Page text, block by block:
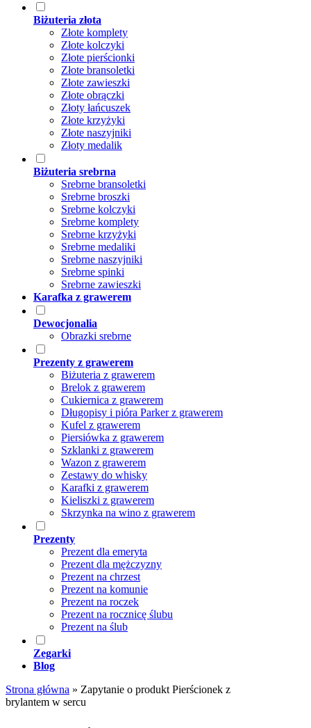
Biżuteria złota
Złote komplety
Złote kolczyki
Złote pierścionki
Złote bransoletki
Złote zawieszki
Złote obrączki
Złoty łańcuszek
Złote krzyżyki
Złote naszyjniki
Złoty medalik
Biżuteria srebrna
Srebrne bransoletki
Srebrne broszki
Srebrne kolczyki
Srebrne komplety
Srebrne krzyżyki
Srebrne medaliki
Srebrne naszyjniki
Srebrne spinki
Srebrne zawieszki
Karafka z grawerem
Dewocjonalia
Obrazki srebrne
Prezenty z grawerem
Biżuteria z grawerem
Brelok z grawerem
Cukiernica z grawerem
Długopisy i pióra Parker z grawerem
Kufel z grawerem
Piersiówka z grawerem
Szklanki z grawerem
Wazon z grawerem
Zestawy do whisky
Karafki z grawerem
Kieliszki z grawerem
Skrzynka na wino z grawerem
Prezenty
Prezent dla emeryta
Prezent dla mężczyzny
Prezent na chrzest
Prezent na komunie
Prezent na roczek
Prezent na rocznicę ślubu
Prezent na ślub
Zegarki
Blog
Strona główna » Zapytanie o produkt Pierścionek z
brylantem w sercu